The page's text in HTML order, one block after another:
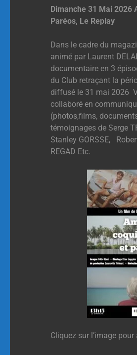
Dimanche 31 Mai 2026
Paréos, Le Replay
Dans le cadre du
animé par Laurent
documentaire en 3
du Club retraçant la
diffusé le 31 mai 2026
collaboré en
(photos,films,
témoignages de Serge
Stanley GORSSE,
REGAD Etc.
Cliquez sur l’image